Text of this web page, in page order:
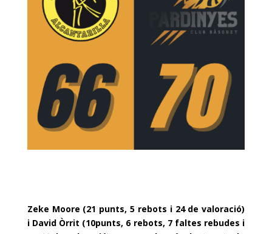
Zeke Moore (21 punts, 5 rebots i 24 de valoració)
i David Òrrit (10punts, 6 rebots, 7 faltes rebudes i